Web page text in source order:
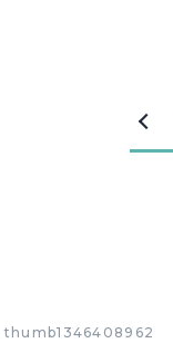
thumb1346408962